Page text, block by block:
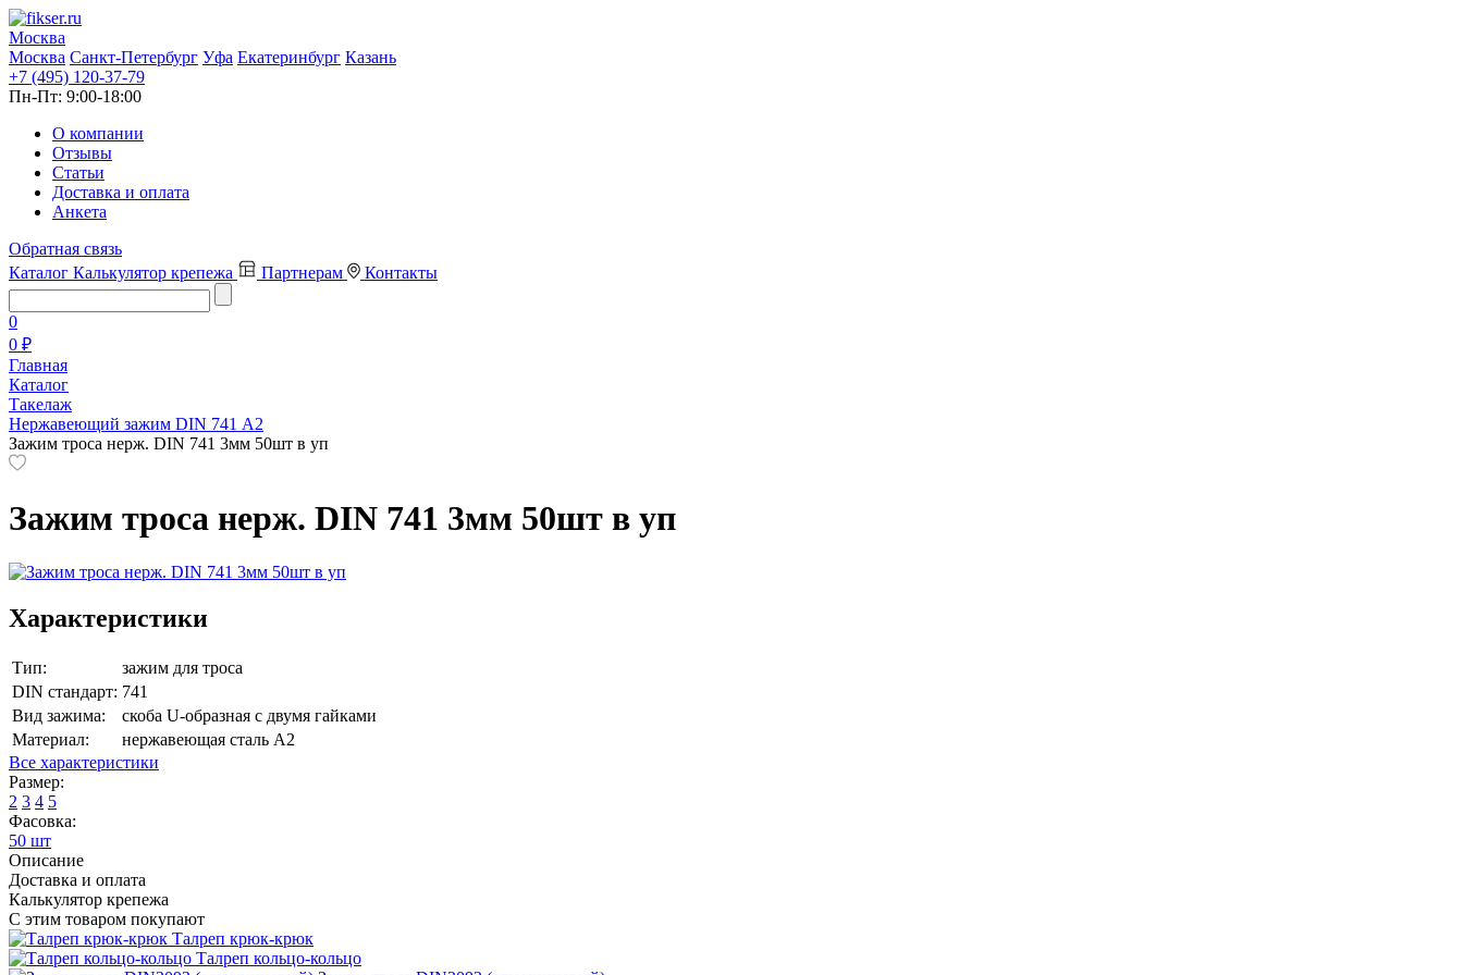
Москва
Москва Санкт-Петербург Уфа Екатеринбург Казань
+7 (495) 120-37-79
Пн-Пт: 9:00-18:00
О компании
Отзывы
Статьи
Доставка и оплата
Анкета
Обратная связь
Каталог Калькулятор крепежа Партнерам Контакты
0
0 ₽
Главная
Каталог
Такелаж
Нержавеющий зажим DIN 741 A2
Зажим троса нерж. DIN 741 3мм 50шт в уп
Зажим троса нерж. DIN 741 3мм 50шт в уп
Характеристики
Тип:
зажим для троса
DIN стандарт: 741
Вид зажима:
скоба U-образная с двумя гайками
Материал:
нержавеющая сталь А2
Все характеристики
Размер:
2 3 4 5
Фасовка:
50 шт
Описание
Доставка и оплата
Калькулятор крепежа
С этим товаром покупают
Талреп крюк-крюк
Талреп кольцо-кольцо